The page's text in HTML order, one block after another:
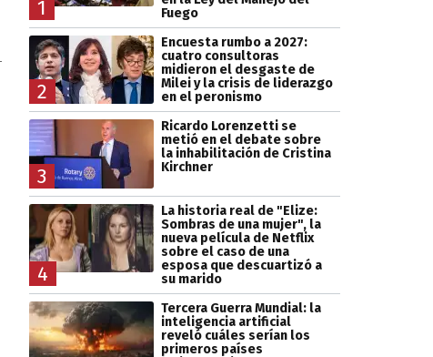
1
Fuego
2
Encuesta rumbo a 2027:
cuatro consultoras
midieron el desgaste de
Milei y la crisis de liderazgo
en el peronismo
3
Ricardo Lorenzetti se
metió en el debate sobre
la inhabilitación de Cristina
Kirchner
4
La historia real de "Elize:
Sombras de una mujer", la
nueva película de Netflix
sobre el caso de una
esposa que descuartizó a
su marido
Tercera Guerra Mundial: la
inteligencia artificial
reveló cuáles serían los
primeros países